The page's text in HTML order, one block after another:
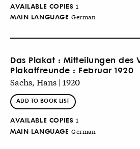
AVAILABLE COPIES 1
MAIN LANGUAGE German
Das Plakat : Mitteilungen des
Plakatfreunde : Februar 1920
Sachs, Hans | 1920
ADD TO BOOK LIST
AVAILABLE COPIES 1
MAIN LANGUAGE German